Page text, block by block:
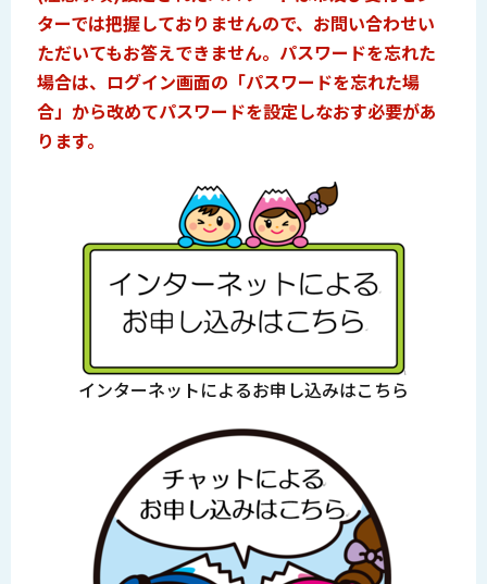
ターでは把握しておりませんので、お問い合わせい
ただいてもお答えできません。パスワードを忘れた
場合は、ログイン画面の「パスワードを忘れた場
合」から改めてパスワードを設定しなおす必要があ
ります。
インターネットによるお申し込みはこちら